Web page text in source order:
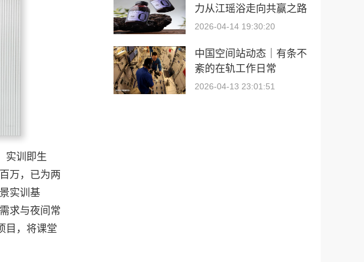
实训即生
万，已为两
实训基
求与夜间常
目，将课堂
力从江瑶浴走向共赢之路
2026-04-14 19:30:20
中国空间站动态｜有条不
紊的在轨工作日常
2026-04-13 23:01:51